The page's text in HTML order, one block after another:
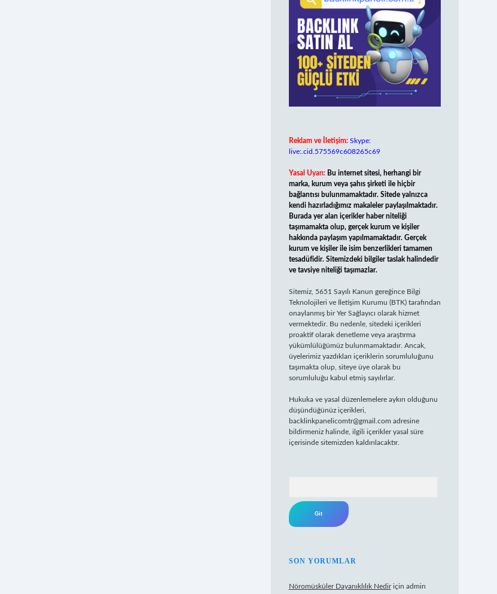
Reklam ve İletişim: Skype:
live:.cid.575569c608265c69
Yasal Uyarı: Bu internet sitesi, herhangi bir
marka, kurum veya şahıs şirketi ile hiçbir
bağlantısı bulunmamaktadır. Sitede yalnızca
kendi hazırladığımız makaleler paylaşılmaktadır.
Burada yer alan içerikler haber niteliği
taşımamakta olup, gerçek kurum ve kişiler
hakkında paylaşım yapılmamaktadır. Gerçek
kurum ve kişiler ile isim benzerlikleri tamamen
tesadüfidir. Sitemizdeki bilgiler taslak halindedir
ve tavsiye niteliği taşımazlar.
Sitemiz, 5651 Sayılı Kanun gereğince Bilgi
Teknolojileri ve İletişim Kurumu (BTK) tarafından
onaylanmış bir Yer Sağlayıcı olarak hizmet
vermektedir. Bu nedenle, sitedeki içerikleri
proaktif olarak denetleme veya araştırma
yükümlülüğümüz bulunmamaktadır. Ancak,
üyelerimiz yazdıkları içeriklerin sorumluluğunu
taşımakta olup, siteye üye olarak bu
sorumluluğu kabul etmiş sayılırlar.
Hukuka ve yasal düzenlemelere aykırı olduğunu
düşündüğünüz içerikleri,
backlinkpanelicomtr@gmail.com adresine
bildirmeniz halinde, ilgili içerikler yasal süre
içerisinde sitemizden kaldırılacaktır.
SON YORUMLAR
Nöromüsküler Dayanıklılık Nediriçin admin